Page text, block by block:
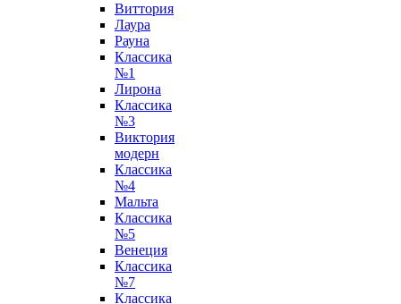
Виттория
Лаура
Рауна
Классика
№1
Лирона
Классика
№3
Виктория
модерн
Классика
№4
Мальта
Классика
№5
Венеция
Классика
№7
Классика